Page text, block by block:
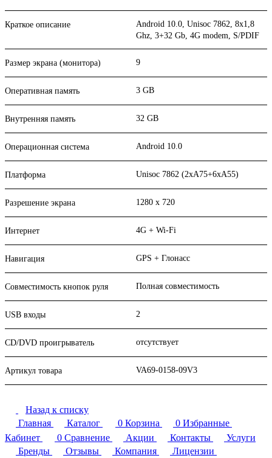
Краткое описание
Android 10.0, Unisoc 7862, 8х1,8
Ghz, 3+32 Gb, 4G modem, S/PDIF
Размер экрана (монитора) 9
Оперативная память 3 GB
Внутренняя память 32 GB
Операционная система Android 10.0
Платформа Unisoc 7862 (2xA75+6xA55)
Разрешение экрана 1280 x 720
Интернет 4G + Wi-Fi
Навигация GPS + Глонасс
Совместимость кнопок руля Полная совместимость
USB входы 2
CD/DVD проигрыватель отсутствует
Артикул товара VA69-0158-09V3
Назад к списку
Главная
Каталог 0 Корзина 0 Избранные
Кабинет
0 Сравнение Акции Контакты
Услуги
Бренды
Отзывы Компания
Лицензии